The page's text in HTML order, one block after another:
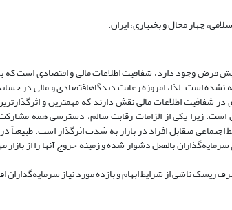
چهار محال و بختیاری، ایران.
فرض وجود دارد، شفافیت اطلاعات مالی و اقتصادی است که
نشده است. لذا، امروزه رعایت دیدگاهاقتصادی و مالی در
شفافیت اطلاعات مالی نقش دارند که مهمترین و
است. زیرا یکی از الزامات رقابت سالم، دسترسی همه
متقابل افراد در بازار به شدت اثر‌گذار است. طبیعتاً
بالفعل دشوار شده و زمینه خروج آنها را از بازار
ناشی از شرایط ابهام و بازده مورد نیاز سرمایه‌گذاران